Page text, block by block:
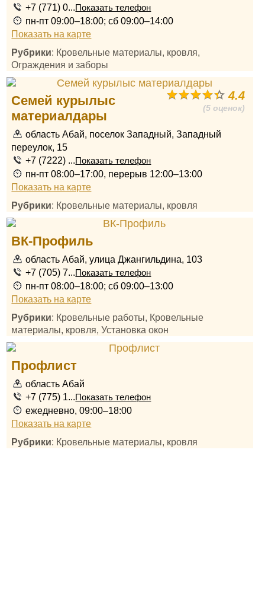
+7 (771) 0...Показать телефон
пн-пт 09:00–18:00; сб 09:00–14:00
Показать на карте
Рубрики: Кровельные материалы, кровля,
Ограждения и заборы
4.4
(5 оценок)
Семей курылыс
материалдары
область Абай, поселок Западный, Западный
переулок, 15
+7 (7222) ...Показать телефон
пн-пт 08:00–17:00, перерыв 12:00–13:00
Показать на карте
Рубрики: Кровельные материалы, кровля
ВК-Профиль
область Абай, улица Джангильдина, 103
+7 (705) 7...Показать телефон
пн-пт 08:00–18:00; сб 09:00–13:00
Показать на карте
Рубрики: Кровельные работы, Кровельные
материалы, кровля, Установка окон
Профлист
область Абай
+7 (775) 1...Показать телефон
ежедневно, 09:00–18:00
Показать на карте
Рубрики: Кровельные материалы, кровля